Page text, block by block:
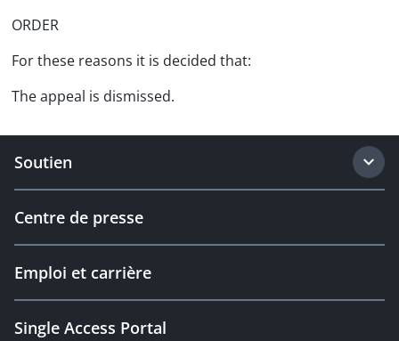
ORDER
For these reasons it is decided that:
The appeal is dismissed.
Soutien
Centre de presse
Emploi et carrière
Single Access Portal